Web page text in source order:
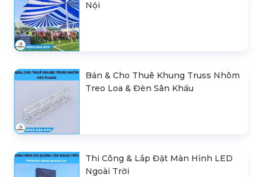
Nội
Bán & Cho Thuê Khung Truss Nhôm
Treo Loa & Đèn Sân Khấu
Thi Công & Lắp Đặt Màn Hình LED
Ngoài Trời